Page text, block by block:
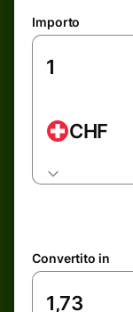
Importo
CHF
Convertito in